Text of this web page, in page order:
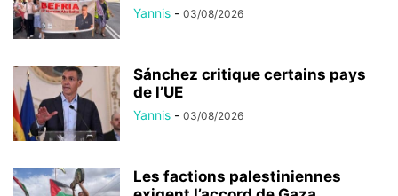
Yannis - 03/08/2026
Sánchez critique certains pays
de l’UE
Yannis - 03/08/2026
Les factions palestiniennes